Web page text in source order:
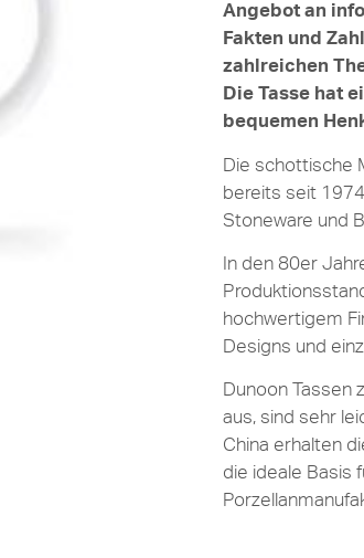
Angebot an
Fakten und
zahlreichen
Die Tasse hat
bequemen
Die schottische
bereits seit
Stoneware und
In den 80er
hochwertigem
Designs und
Dunoon Tassen
aus, sind sehr
China erhalten
die ideale Basis